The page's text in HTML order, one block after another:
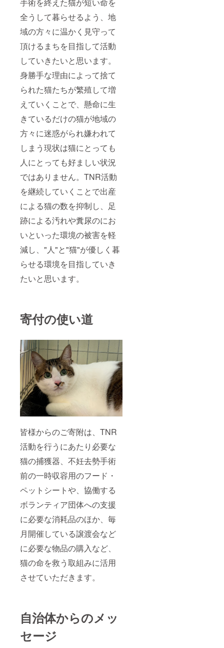
全うして暮らせるよう、地
域の方々に温かく見守って
頂けるまちを目指して活動
していきたいと思います。
身勝手な理由によって捨て
られた猫たちが繁殖して増
えていくことで、懸命に生
きているだけの猫が地域の
方々に迷惑がられ嫌われて
しまう現状は猫にとっても
人にとっても好ましい状況
ではありません。TNR活動
を継続していくことで出産
による猫の数を抑制し、足
跡による汚れや糞尿のにお
いといった環境の被害を軽
減し、"人"と"猫"が優しく暮
らせる環境を目指していき
たいと思います。
寄付の使い道
皆様からのご寄附は、TNR
活動を行うにあたり必要な
猫の捕獲器、不妊去勢手術
前の一時収容用のフード・
ペットシートや、協働する
ボランティア団体への支援
に必要な消耗品のほか、毎
月開催している譲渡会など
に必要な物品の購入など、
猫の命を救う取組みに活用
させていただきます。
自治体からのメッ
セージ